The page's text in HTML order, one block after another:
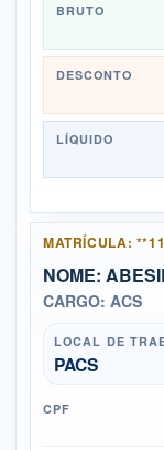
BRUTO
DESCONTO
LÍQUIDO
MATRÍCULA:
NOME:
CARGO: ACS
LOCAL DE
PACS
CPF